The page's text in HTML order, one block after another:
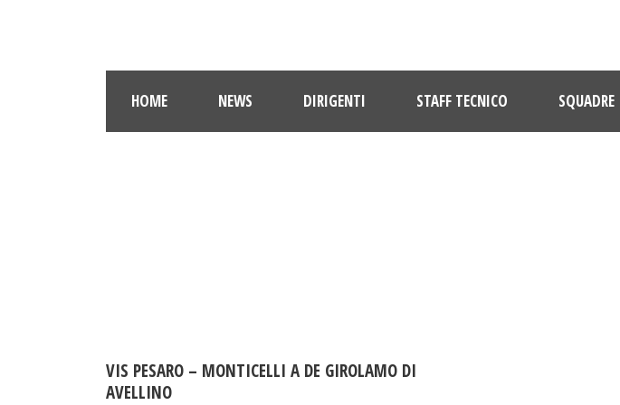
HOME NEWS DIRIGENTI STAFF TECNICO SQUADRE
VIS PESARO – MONTICELLI A DE GIROLAMO DI
AVELLINO